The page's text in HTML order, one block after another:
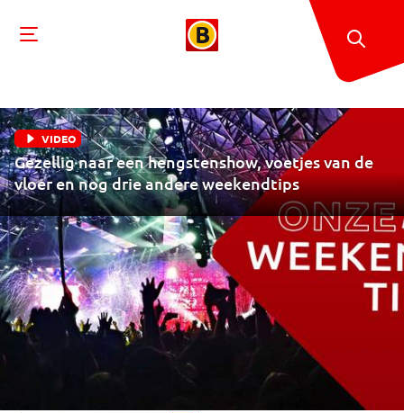
VIDEO
Gezellig naar een hengstenshow, voetjes van de
vloer en nog drie andere weekendtips